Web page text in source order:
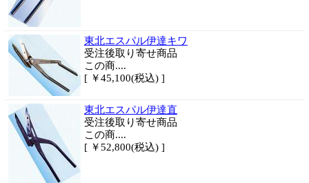
東北エスパル伊達キワ
受注後取り寄せ商品
この商....
[ ￥45,100(税込) ]
東北エスパル伊達直
受注後取り寄せ商品
この商....
[ ￥52,800(税込) ]